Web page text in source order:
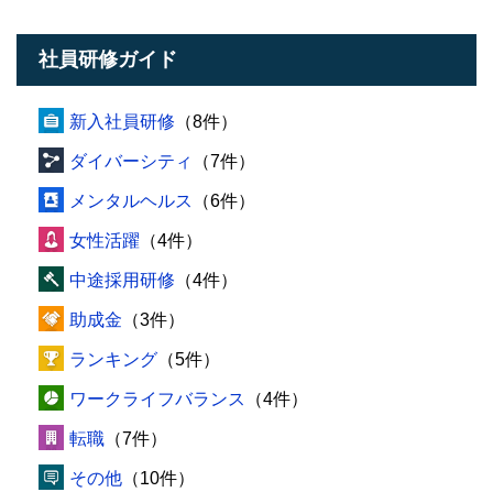
社員研修ガイド
新入社員研修 （8件）
ダイバーシティ （7件）
メンタルヘルス （6件）
女性活躍 （4件）
中途採用研修 （4件）
助成金 （3件）
ランキング （5件）
ワークライフバランス （4件）
転職 （7件）
その他 （10件）